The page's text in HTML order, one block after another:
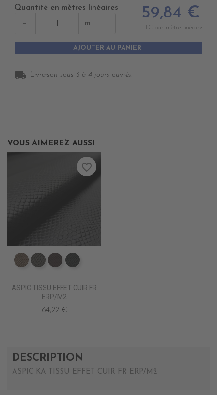
Quantité en mètres linéaires
− m +
59,84 €
TTC par mètre linéaire
AJOUTER AU PANIER
local_shipping Livraison sous 3 à 4 jours ouvrés.
VOUS AIMEREZ AUSSI
ED0570 CANON
ED0590 BETA
ED0610 CLANDESTIN
ED0630 NOIR
ASPIC TISSU EFFET CUIR FR
ERP/M2
64,22 €
favorite_border
DESCRIPTION
ASPIC KA TISSU EFFET CUIR FR ERP/M2